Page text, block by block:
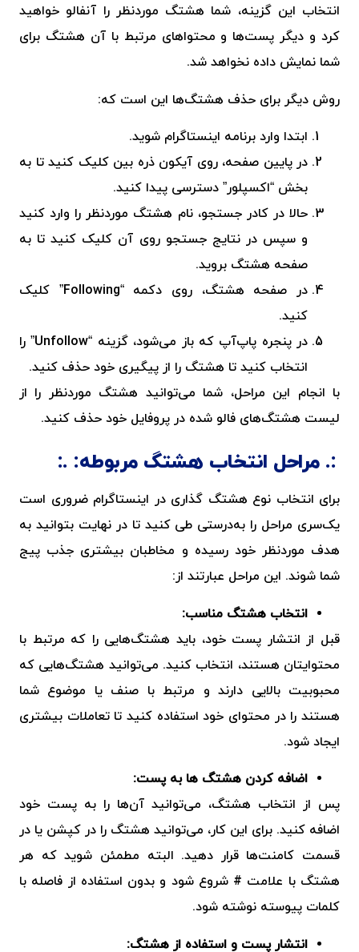
انتخاب این گزینه، شما هشتگ موردنظر را آنفالو خواهید
کرد و دیگر پست‌ها و محتواهای مرتبط با آن هشتگ برای
شما نمایش داده نخواهد شد.
روش دیگر برای حذف هشتگ‌ها این است که:
ابتدا وارد برنامه اینستاگرام شوید.
در پایین صفحه، روی آیکون ذره بین کلیک کنید تا به
بخش “اکسپلور” دسترسی پیدا کنید.
حالا در کادر جستجو، نام هشتگ موردنظر را وارد کنید
و سپس در نتایج جستجو روی آن کلیک کنید تا به
صفحه هشتگ بروید.
در صفحه هشتگ، روی دکمه “Following” کلیک
کنید.
در پنجره پاپ‌آپ که باز می‌شود، گزینه “Unfollow” را
انتخاب کنید تا هشتگ را از پیگیری خود حذف کنید.
با انجام این مراحل، شما می‌توانید هشتگ موردنظر را از
لیست هشتگ‌های فالو شده در پروفایل خود حذف کنید.
مراحل انتخاب هشتگ مربوطه:
برای انتخاب نوع هشتگ‌ گذاری در اینستاگرام ضروری است
یک‌سری مراحل را به‌درستی طی کنید تا در نهایت بتوانید به
هدف موردنظر خود رسیده و مخاطبان بیشتری جذب پیج
شما شوند. این مراحل عبارتند از:
انتخاب هشتگ مناسب:
قبل از انتشار پست خود، باید هشتگ‌هایی را که مرتبط با
محتوایتان هستند، انتخاب کنید. می‌توانید هشتگ‌هایی که
محبوبیت بالایی دارند و مرتبط با صنف یا موضوع شما
هستند را در محتوای خود استفاده کنید تا تعاملات بیشتری
ایجاد شود.
اضافه کردن هشتگ ها به پست:
پس از انتخاب هشتگ، می‌توانید آن‌ها را به پست خود
اضافه کنید. برای این کار، می‌توانید هشتگ را در کپشن یا در
قسمت کامنت‌ها قرار دهید. البته مطمئن شوید که هر
هشتگ با علامت # شروع شود و بدون استفاده از فاصله با
کلمات پیوسته نوشته شود.
انتشار پست و استفاده از هشتگ: